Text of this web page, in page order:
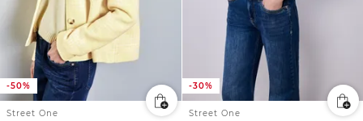
-50%
Street One
-30%
Street One